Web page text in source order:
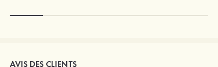
AVIS DES CLIENTS